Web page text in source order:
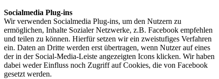
Socialmedia Plug-ins
Wir verwenden Socialmedia Plug-ins, um den Nutzern zu
ermöglichen, Inhalte Sozialer Netzwerke, z.B. Facebook empfehlen
und teilen zu können. Hierfür setzen wir ein zweistufiges Verfahren
ein. Daten an Dritte werden erst übertragen, wenn Nutzer auf eines
der in der Social-Media-Leiste angezeigten Icons klicken. Wir haben
dabei weder Einfluss noch Zugriff auf Cookies, die von Facebook
gesetzt werden.